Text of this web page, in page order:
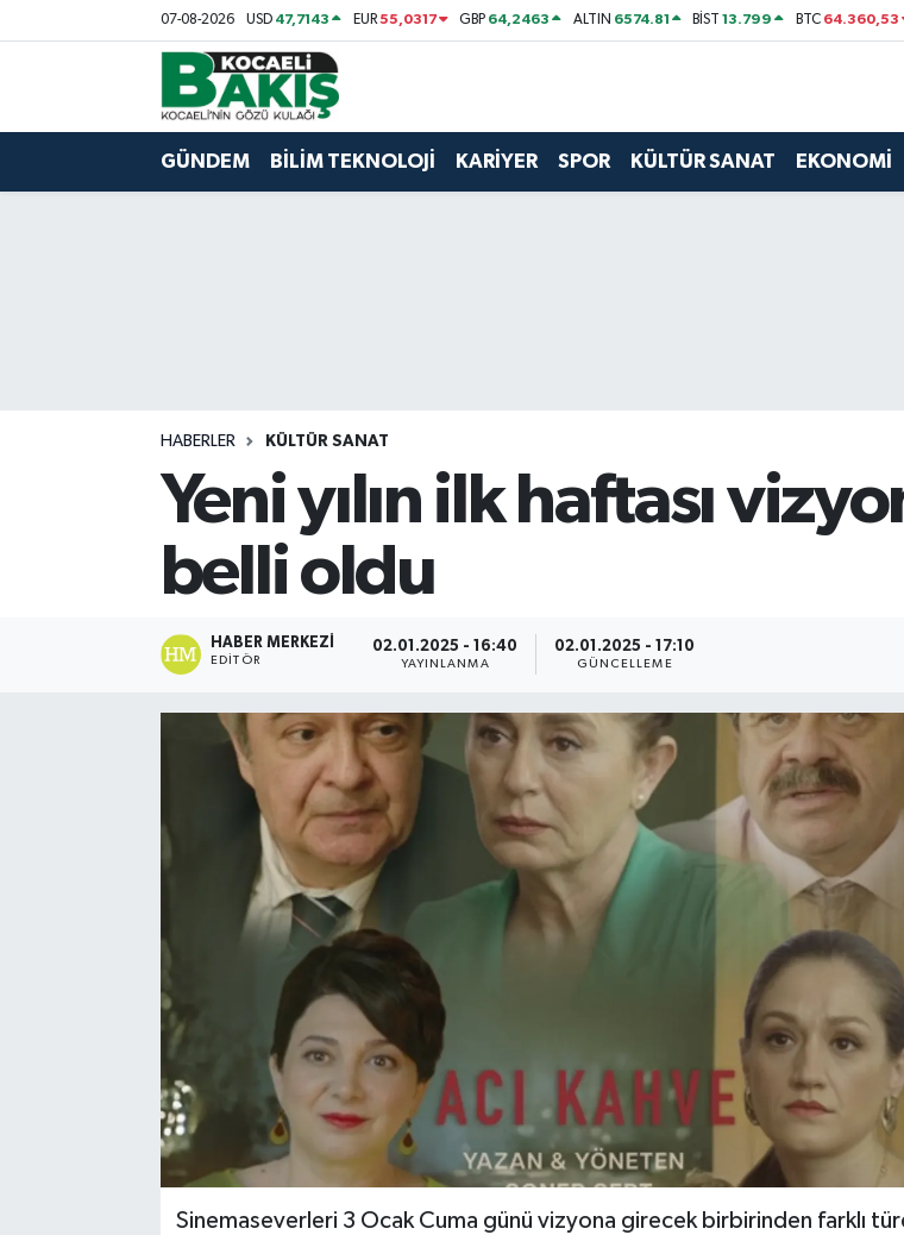
07-08-2026 USD 47,7143 EUR55,0317 GBP 64,2463 ALTIN 6574.81 BİST13.799 BTC 64.360,53
GÜNDEM BİLİM TEKNOLOJİ KARİYER SPOR KÜLTÜR SANAT EKONOMİ
HABERLER KÜLTÜR SANAT
Yeni yılın ilk haftası
belli oldu
HABER MERKEZI
EDITÖR
02.01.2025 - 16:40
YAYINLANMA
02.01.2025 - 17:10
GÜNCELLEME
Sinemaseverleri 3 Ocak Cuma günü vizyona girecek birbirinden farklı
Kocaeli Nöbetçi Eczaneler
Kocaeli Hava Durumu